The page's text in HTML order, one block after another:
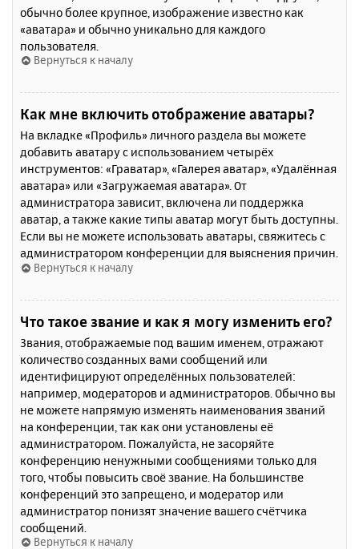
обычно более крупное, изображение известно как
«аватара» и обычно уникально для каждого
пользователя.
Вернуться к началу
Как мне включить отображение аватары?
На вкладке «Профиль» личного раздела вы можете
добавить аватару с использованием четырёх
инструментов: «Граватар», «Галерея аватар», «Удалённая
аватара» или «Загружаемая аватара». От
администратора зависит, включена ли поддержка
аватар, а также какие типы аватар могут быть доступны.
Если вы не можете использовать аватары, свяжитесь с
администратором конференции для выяснения причин.
Вернуться к началу
Что такое звание и как я могу изменить его?
Звания, отображаемые под вашим именем, отражают
количество созданных вами сообщений или
идентифицируют определённых пользователей:
например, модераторов и администраторов. Обычно вы
не можете напрямую изменять наименования званий
на конференции, так как они установлены её
администратором. Пожалуйста, не засоряйте
конференцию ненужными сообщениями только для
того, чтобы повысить своё звание. На большинстве
конференций это запрещено, и модератор или
администратор понизят значение вашего счётчика
сообщений.
Вернуться к началу